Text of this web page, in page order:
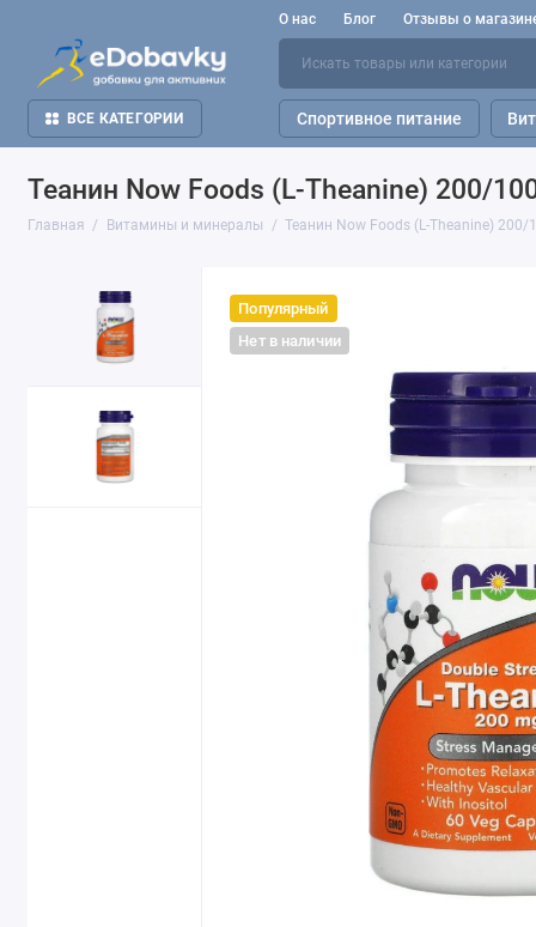
О нас Блог Отзывы о
ВСЕ КАТЕГОРИИ Спортивное питание
Теанин Now Foods (L-Theanine) 200/
Главная Витамины и минералы Теанин Now Foods (L-Theanine) 200/
Популярный
Нет в наличии